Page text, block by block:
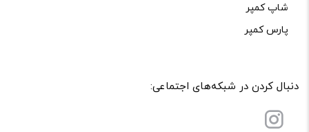
«پرسش و پاسخ» مطرح کنید.
ارزش خرید در برابر قیمت:
شاپ کمپر
پارس کمپر
دنبال کردن در شبکه‌های اجتماعی: